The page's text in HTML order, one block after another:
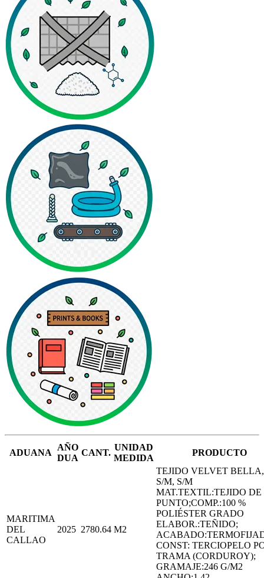
ADUANA
AÑO
DUA
CANT.
UNIDAD
MEDIDA
PRODUCTO
MARITIMA
DEL
CALLAO
2025 2780.64 M2
TEJIDO VELVET BELLA,
S/M, S/M
MAT.TEXTIL:TEJIDO DE
PUNTO;COMP.:100 %
POLIÉSTER GRADO
ELABOR.:TEÑIDO;
CONST: TERCIOPELO
TRAMA (CORDUROY);
GRAMAJE:246 G/M2